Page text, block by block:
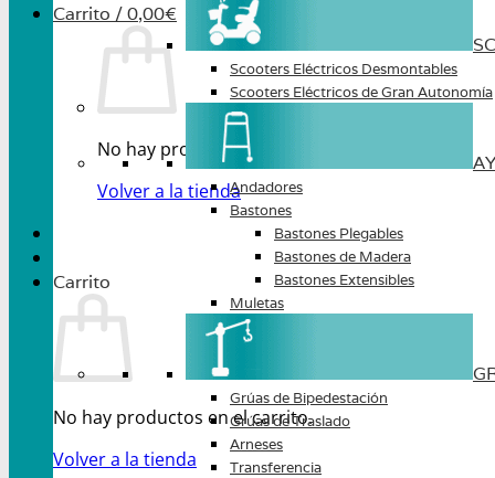
Carrito /0,00€
No hay productos en el carrito.
Volver a la tienda
Carrito
No hay productos en el carrito.
Volver a la tienda
Scooters Eléctricos Desmontables
Scooters Eléctricos de Gran Autonomía
Andadores
Bastones
Bastones Plegables
Bastones de Madera
Bastones Extensibles
Muletas
Grúas de Bipedestación
Grúas de Traslado
Arneses
Transferencia